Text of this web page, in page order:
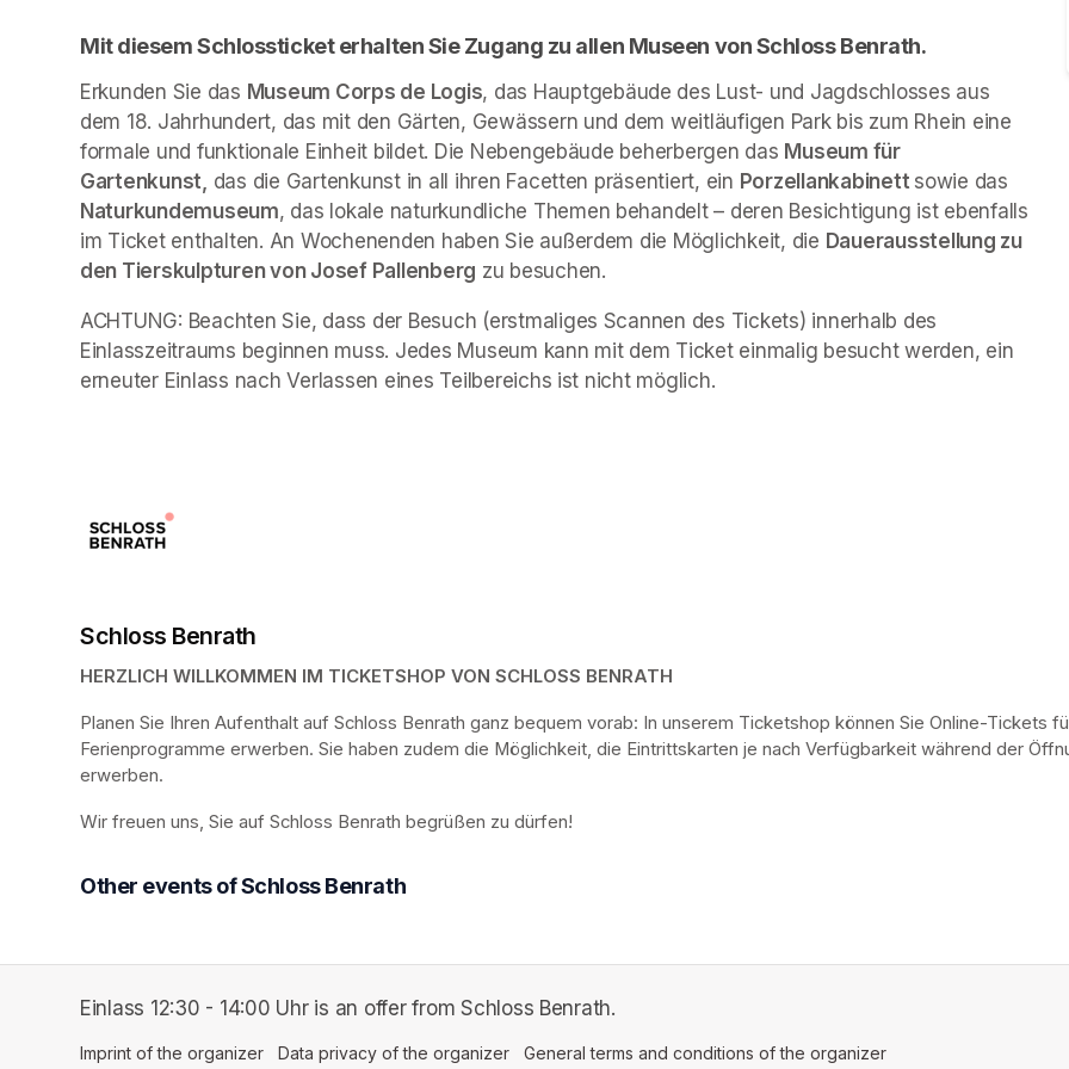
Mit diesem Schlossticket erhalten Sie Zugang zu allen Museen von Schloss Benrath.
Erkunden Sie das Museum Corps de Logis, das Hauptgebäude des Lust- und Jagdschlosses aus
dem 18. Jahrhundert, das mit den Gärten, Gewässern und dem weitläufigen Park bis zum Rhein eine
formale und funktionale Einheit bildet. Die Nebengebäude beherbergen das Museum für
Gartenkunst, das die Gartenkunst in all ihren Facetten präsentiert, ein Porzellankabinett
Naturkundemuseum, das lokale naturkundliche Themen behandelt – deren Besichtigung ist ebenfalls
im Ticket enthalten. An Wochenenden haben Sie außerdem die Möglichkeit, die Dauerausstellung zu
den Tierskulpturen von Josef Pallenberg zu besuchen.
ACHTUNG: Beachten Sie, dass der Besuch (erstmaliges Scannen des Tickets) innerhalb des
Einlasszeitraums beginnen muss. Jedes Museum kann mit dem Ticket einmalig besucht werden, ein
erneuter Einlass nach Verlassen eines Teilbereichs ist nicht möglich.
Schloss Benrath
HERZLICH WILLKOMMEN IM TICKETSHOP VON SCHLOSS BENRATH
Planen Sie Ihren Aufenthalt auf Schloss Benrath ganz bequem vorab: In unserem Ticketshop können Sie Online-Tickets
Ferienprogramme erwerben. Sie haben zudem die Möglichkeit, die Eintrittskarten je nach Verfügbarkeit während der
erwerben.
Wir freuen uns, Sie auf Schloss Benrath begrüßen zu dürfen!
Other events of Schloss Benrath
Einlass 12:30 - 14:00 Uhr is an offer from Schloss Benrath.
Imprint of the organizer (opens in a new tab)
Data privacy of the organizer (opens in a new tab)
General terms and conditions of the organizer